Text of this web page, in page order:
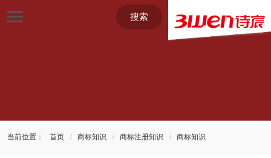
搜索
当前位置： 首页 商标知识 商标注册知识 商标知识